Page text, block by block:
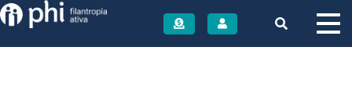
Instituto PHI